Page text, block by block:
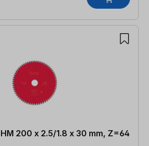
200 x 2.5/1.8 x 30 mm, Z=64